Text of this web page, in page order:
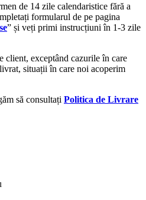
de 14 zile calendaristice fără a
formularul de pe pagina
” și veți primi instrucțiuni în 1-3 zile
client, exceptând cazurile în care
situații în care noi acoperim
să consultați Politica de Livrare